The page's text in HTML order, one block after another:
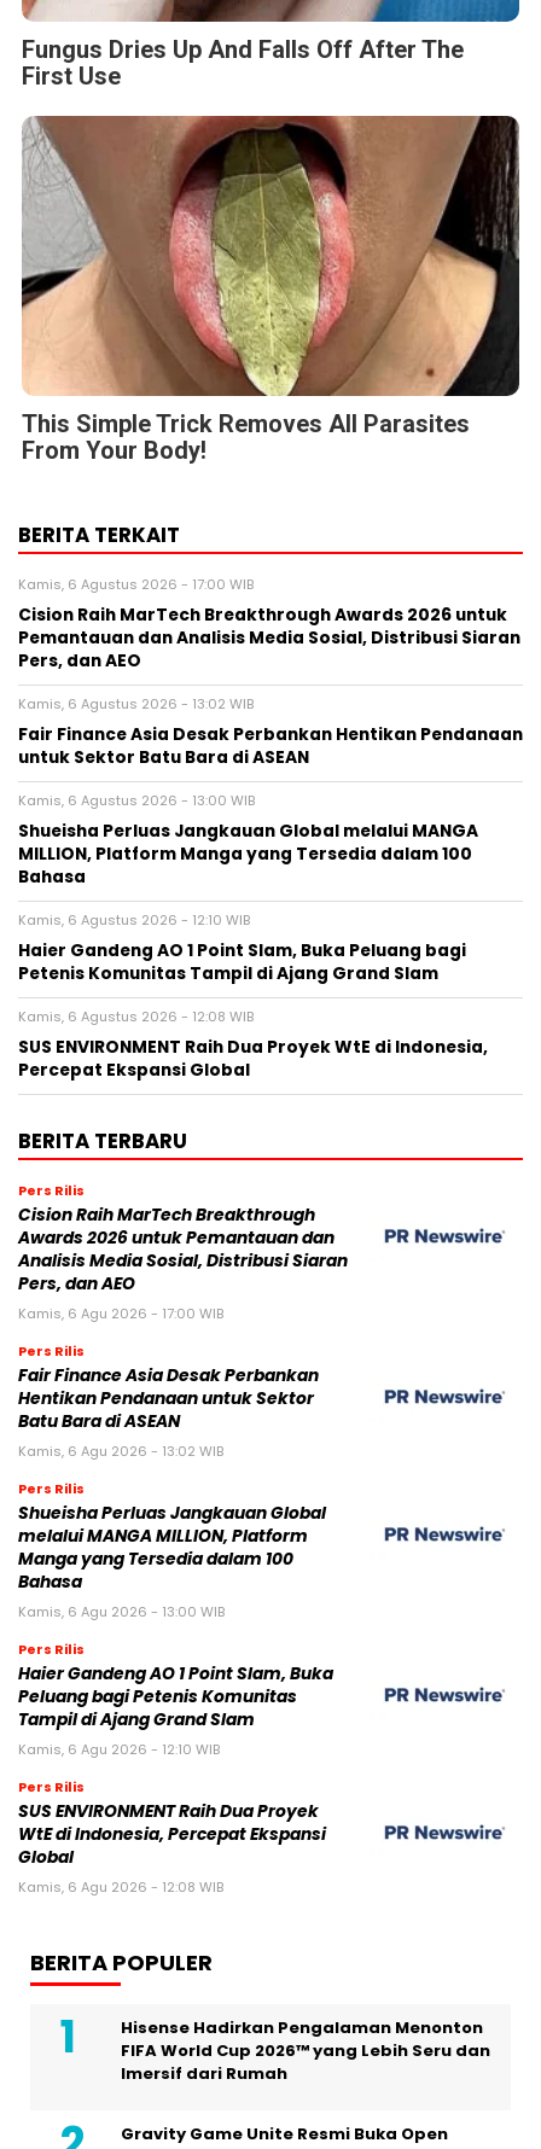
Fungus Dries Up And Falls Off After The
First Use
This Simple Trick Removes All Parasites
From Your Body!
BERITA TERKAIT
Kamis, 6 Agustus 2026 - 17:00 WIB
Cision Raih MarTech Breakthrough Awards 2026 untuk
Pemantauan dan Analisis Media Sosial, Distribusi Siaran
Pers, dan AEO
Kamis, 6 Agustus 2026 - 13:02 WIB
Fair Finance Asia Desak Perbankan Hentikan Pendanaan
untuk Sektor Batu Bara di ASEAN
Kamis, 6 Agustus 2026 - 13:00 WIB
Shueisha Perluas Jangkauan Global melalui MANGA
MILLION, Platform Manga yang Tersedia dalam 100
Bahasa
Kamis, 6 Agustus 2026 - 12:10 WIB
Haier Gandeng AO 1 Point Slam, Buka Peluang bagi
Petenis Komunitas Tampil di Ajang Grand Slam
Kamis, 6 Agustus 2026 - 12:08 WIB
SUS ENVIRONMENT Raih Dua Proyek WtE di Indonesia,
Percepat Ekspansi Global
BERITA TERBARU
Pers Rilis
Cision Raih MarTech Breakthrough
Awards 2026 untuk Pemantauan dan
Analisis Media Sosial, Distribusi Siaran
Pers, dan AEO
Kamis, 6 Agu 2026 - 17:00 WIB
Pers Rilis
Fair Finance Asia Desak Perbankan
Hentikan Pendanaan untuk Sektor
Batu Bara di ASEAN
Kamis, 6 Agu 2026 - 13:02 WIB
Pers Rilis
Shueisha Perluas Jangkauan Global
melalui MANGA MILLION, Platform
Manga yang Tersedia dalam 100
Bahasa
Kamis, 6 Agu 2026 - 13:00 WIB
Pers Rilis
Haier Gandeng AO 1 Point Slam, Buka
Peluang bagi Petenis Komunitas
Tampil di Ajang Grand Slam
Kamis, 6 Agu 2026 - 12:10 WIB
Pers Rilis
SUS ENVIRONMENT Raih Dua Proyek
WtE di Indonesia, Percepat Ekspansi
Global
Kamis, 6 Agu 2026 - 12:08 WIB
BERITA POPULER
Hisense Hadirkan Pengalaman Menonton
FIFA World Cup 2026™ yang Lebih Seru dan
Imersif dari Rumah
Gravity Game Unite Resmi Buka Open